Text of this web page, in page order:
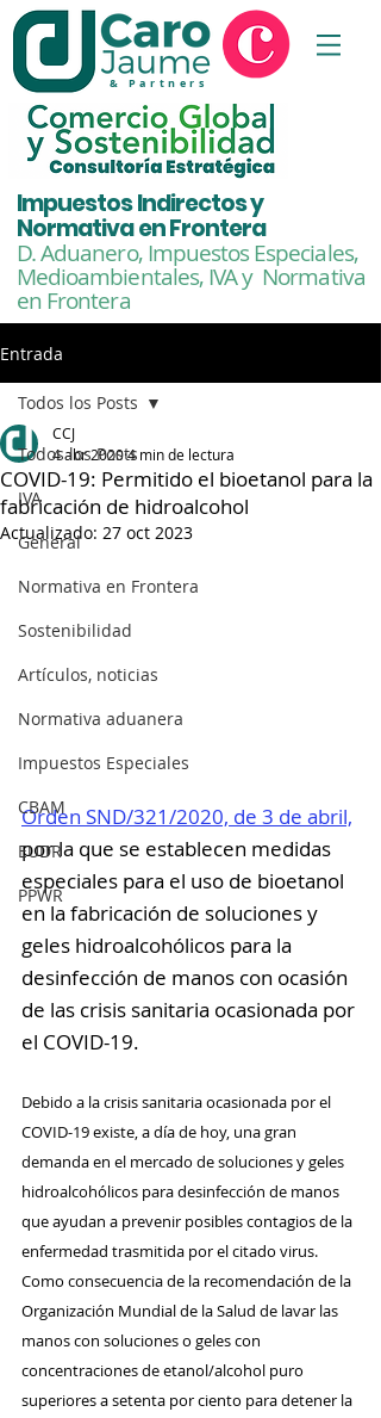
& Partners
Impuestos Indirectos y
Normativa en Frontera
D. Aduanero, Impuestos Especiales,
Medioambientales,IVA y Normativa
en Frontera
Entrada
Todos los Posts
IVA
General
Normativa en Frontera
Sostenibilidad
Artículos, noticias
Normativa aduanera
Impuestos Especiales
CBAM
EUDR
PPWR
Todos los Posts
COVID-19: Permitido el bioetanol para la
fabricación de hidroalcohol
CCJ
4 abr 20204 min de lectura
Actualizado: 27 oct 2023
Orden SND/321/2020, de 3 de abril,
por la que se establecen medidas
especiales para el uso de bioetanol
en la fabricación de soluciones y
geles hidroalcohólicos para la
desinfección de manos con ocasión
de las crisis sanitaria ocasionada por
el COVID-19.
Debido a la crisis sanitaria ocasionada por el
COVID-19 existe, a día de hoy, una gran
demanda en el mercado de soluciones y geles
hidroalcohólicos para desinfección de manos
que ayudan a prevenir posibles contagios de la
enfermedad trasmitida por el citado virus.
Como consecuencia de la recomendación de la
Organización Mundial de la Salud de lavar las
manos con soluciones o geles con
concentraciones de etanol/alcohol puro
superiores a setenta por ciento para detener la